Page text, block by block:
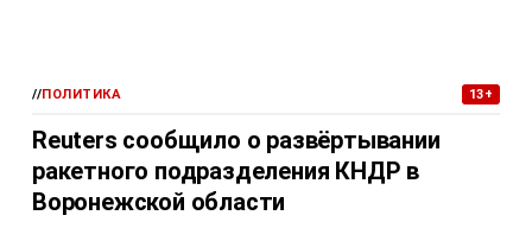
//ПОЛИТИКА 13+
Reuters сообщило о развёртывании
ракетного подразделения КНДР в
Воронежской области